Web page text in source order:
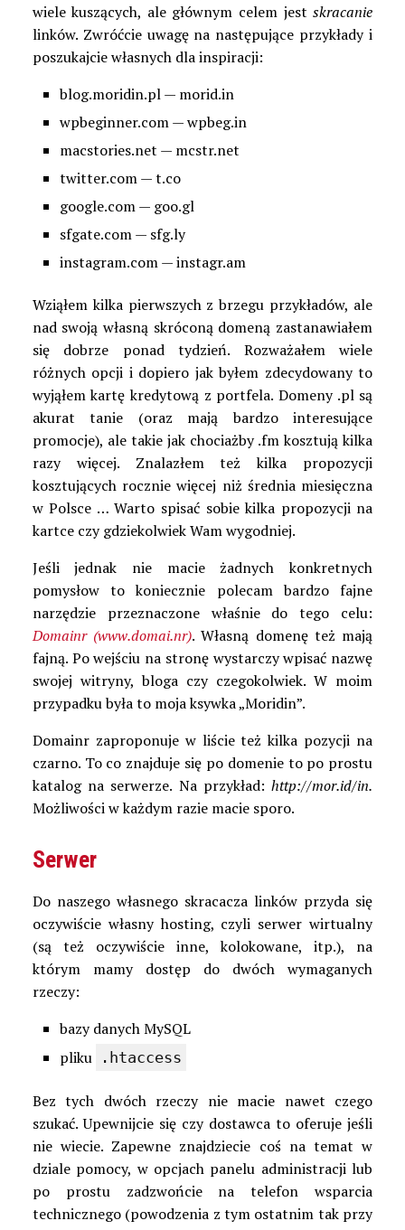
wiele kuszących, ale głównym celem jestskracanie
linków. Zwróćcie uwagę na następujące przykłady i
poszukajcie własnych dla inspiracji:
blog.moridin.pl — morid.in
wpbeginner.com — wpbeg.in
macstories.net — mcstr.net
twitter.com — t.co
google.com — goo.gl
sfgate.com — sfg.ly
instagram.com — instagr.am
Wziąłem kilka pierwszych z brzegu przykładów, ale
nad swoją własną skróconą domeną zastanawiałem
się dobrze ponad tydzień. Rozważałem wiele
różnych opcji i dopiero jak byłem zdecydowany to
wyjąłem kartę kredytową z portfela. Domeny .pl są
akurat tanie (oraz mają bardzo interesujące
promocje), ale takie jak chociażby .fm kosztują kilka
razy więcej. Znalazłem też kilka propozycji
kosztujących rocznie więcej niż średnia miesięczna
w Polsce … Warto spisać sobie kilka propozycji na
kartce czy gdziekolwiek Wam wygodniej.
Jeśli jednak nie macie żadnych konkretnych
pomysłow to koniecznie polecam bardzo fajne
narzędzie przeznaczone właśnie do tego celu:
Domainr (www.domai.nr). Własną domenę też mają
fajną. Po wejściu na stronę wystarczy wpisać nazwę
swojej witryny, bloga czy czegokolwiek. W moim
przypadku była to moja ksywka „Moridin”.
Domainr zaproponuje w liście też kilka pozycji na
czarno. To co znajduje się po domenie to po prostu
katalog na serwerze. Na przykład:http://mor.id/in.
Możliwości w każdym razie macie sporo.
Serwer
Do naszego własnego skracacza linków przyda się
oczywiście własny hosting, czyli serwer wirtualny
(są też oczywiście inne, kolokowane, itp.), na
którym mamy dostęp do dwóch wymaganych
rzeczy:
bazy danych MySQL
pliku
.htaccess
Bez tych dwóch rzeczy nie macie nawet czego
szukać. Upewnijcie się czy dostawca to oferuje jeśli
nie wiecie. Zapewne znajdziecie coś na temat w
dziale pomocy, w opcjach panelu administracji lub
po prostu zadzwońcie na telefon wsparcia
technicznego (powodzenia z tym ostatnim tak przy